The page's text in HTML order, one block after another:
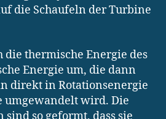
die Schaufeln der Turbine
die thermische Energie des
Energie um, die dann
direkt in Rotationsenergie
wird. Die
so geformt, dass sie